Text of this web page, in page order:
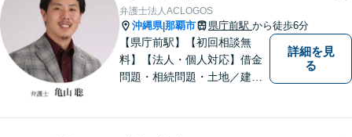
て、かつ丁寧な対応を心がけ
ていますので、ぜひ気兼ねな
くご相談ください。
弁護士法人ACLOGOS
沖縄県|那覇市 県庁前駅 から徒歩6分
【県庁前駅】【初回相談無
料】【法人・個人対応】借金
問題・相続問題・土地／建物
詳細を見
る